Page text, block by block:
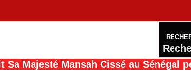
Mansah Cissé au Sénégal pour le